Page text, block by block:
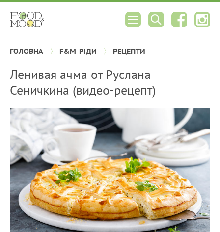
ГОЛОВНА F&M-РІДИ РЕЦЕПТИ
Ленивая ачма от Руслана
Сеничкина (видео-рецепт)